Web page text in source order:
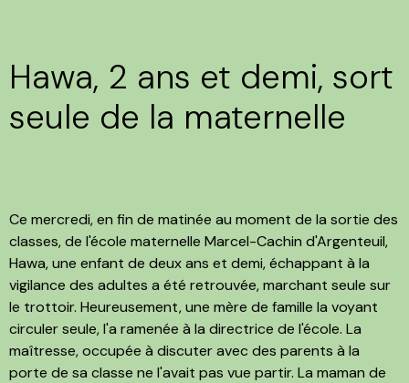
Hawa, 2 ans et demi, sort
seule de la maternelle
Ce mercredi, en fin de matinée au moment de la sortie des
classes, de l'école maternelle Marcel-Cachin d'Argenteuil,
Hawa, une enfant de deux ans et demi, échappant à la
vigilance des adultes a été retrouvée, marchant seule sur
le trottoir. Heureusement, une mère de famille la voyant
circuler seule, l'a ramenée à la directrice de l'école. La
maîtresse, occupée à discuter avec des parents à la
porte de sa classe ne l'avait pas vue partir. La maman de